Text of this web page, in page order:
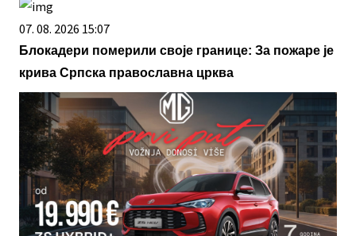
07. 08. 2026 15:07
Блокадери померили своје границе: За пожаре је
крива Српска православна црква